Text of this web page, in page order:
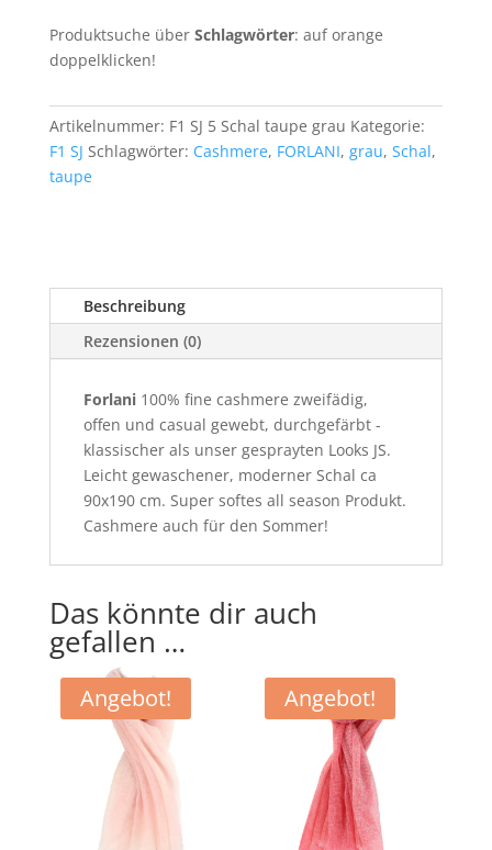
Produktsuche über Schlagwörter: auf orange
doppelklicken!
Artikelnummer: F1 SJ 5 Schal taupe grau Kategorie:
F1 SJ Schlagwörter: Cashmere, FORLANI, grau, Schal,
taupe
Beschreibung
Rezensionen (0)
Forlani100% fine cashmere zweifädig,
offen und casual gewebt, durchgefärbt -
klassischer als unser gesprayten Looks JS.
Leicht gewaschener, moderner Schal ca
90x190 cm. Super softes all season Produkt.
Cashmere auch für den Sommer!
Das könnte dir auch
gefallen …
Angebot! Angebot!